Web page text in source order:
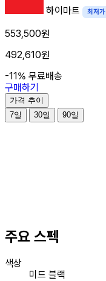
하이마트 최저가
553,500원
492,610원
-11% 무료배송
구매하기
가격 추이
7일
30일 90일
주요 스펙
색상
미드 블랙